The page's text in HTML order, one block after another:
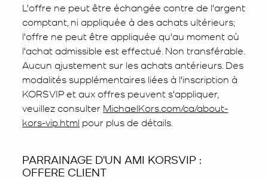
L'offre ne peut être échangée contre de l'argent
comptant, ni appliquée à des achats ultérieurs;
l'offre ne peut être appliquée qu'au moment où
l'achat admissible est effectué. Non transférable.
Aucun ajustement sur les achats antérieurs. Des
modalités supplémentaires liées à l'inscription à
KORSVIP et aux offres peuvent s'appliquer,
veuillez consulter MichaelKors.com/ca/about-
kors-vip.html pour plus de détails.
PARRAINAGE D'UN AMI KORSVIP :
OFFERE CLIENT